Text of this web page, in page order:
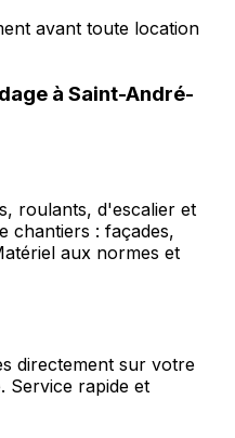
avant toute location
à Saint-André-
roulants, d'escalier et
chantiers : façades,
aux normes et
directement sur votre
Service rapide et